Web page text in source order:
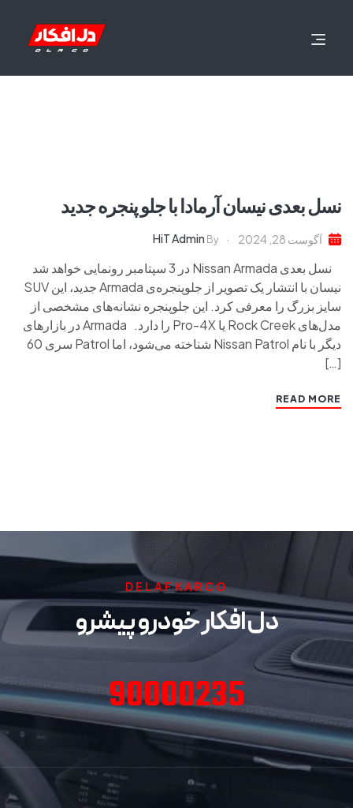
نسل بعدی نیسان آرمادا با جلو پنجره جدید
آگوست 28, 2024 By
HiT Admin
نسل بعدی Nissan Armada در 3 سپتامبر رونمایی خواهد شد
نیسان با انتشار یک تصویر از جلوپنجره‌ی Armada جدید، این SUV
سایز بزرگ را معرفی کرد. این جلوپنجره نشانه‌های مشخصی از
مدل‌های Rock Creek یا Pro-4X را دارد. Armada در بازارهای
دیگر با نام Nissan Patrol شناخته می‌شود، اما Patrol سری 60
[…]
READ MORE
DELAFKARCO
دل افکار خودرو پیشرو
90000235